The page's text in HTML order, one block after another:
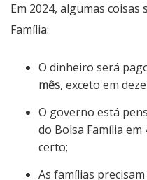
Em 2024, algumas
Família:
O dinheiro será
mês, exceto em
O governo está
do Bolsa Família em
certo;
As famílias